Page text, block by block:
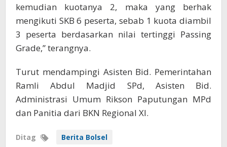
kemudian kuotanya 2, maka yang berhak
mengikuti SKB 6 peserta, sebab 1 kuota diambil
3 peserta berdasarkan nilai tertinggi Passing
Grade,” terangnya.
Turut mendampingi Asisten Bid. Pemerintahan
Ramli Abdul Madjid SPd, Asisten Bid.
Administrasi Umum Rikson Paputungan MPd
dan Panitia dari BKN Regional XI.
Ditag Berita Bolsel